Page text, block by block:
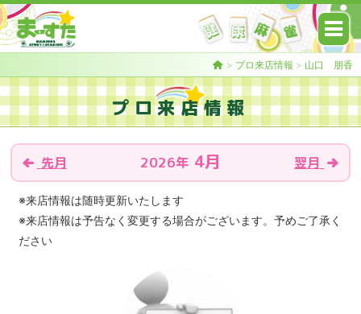
> プロ来店情報 > 山口 朋香
プロ来店情報
先月 2026年 4月 翌月
※来店情報は随時更新いたします
※来店情報は予告なく変更する場合がございます。予めご了承く
ださい